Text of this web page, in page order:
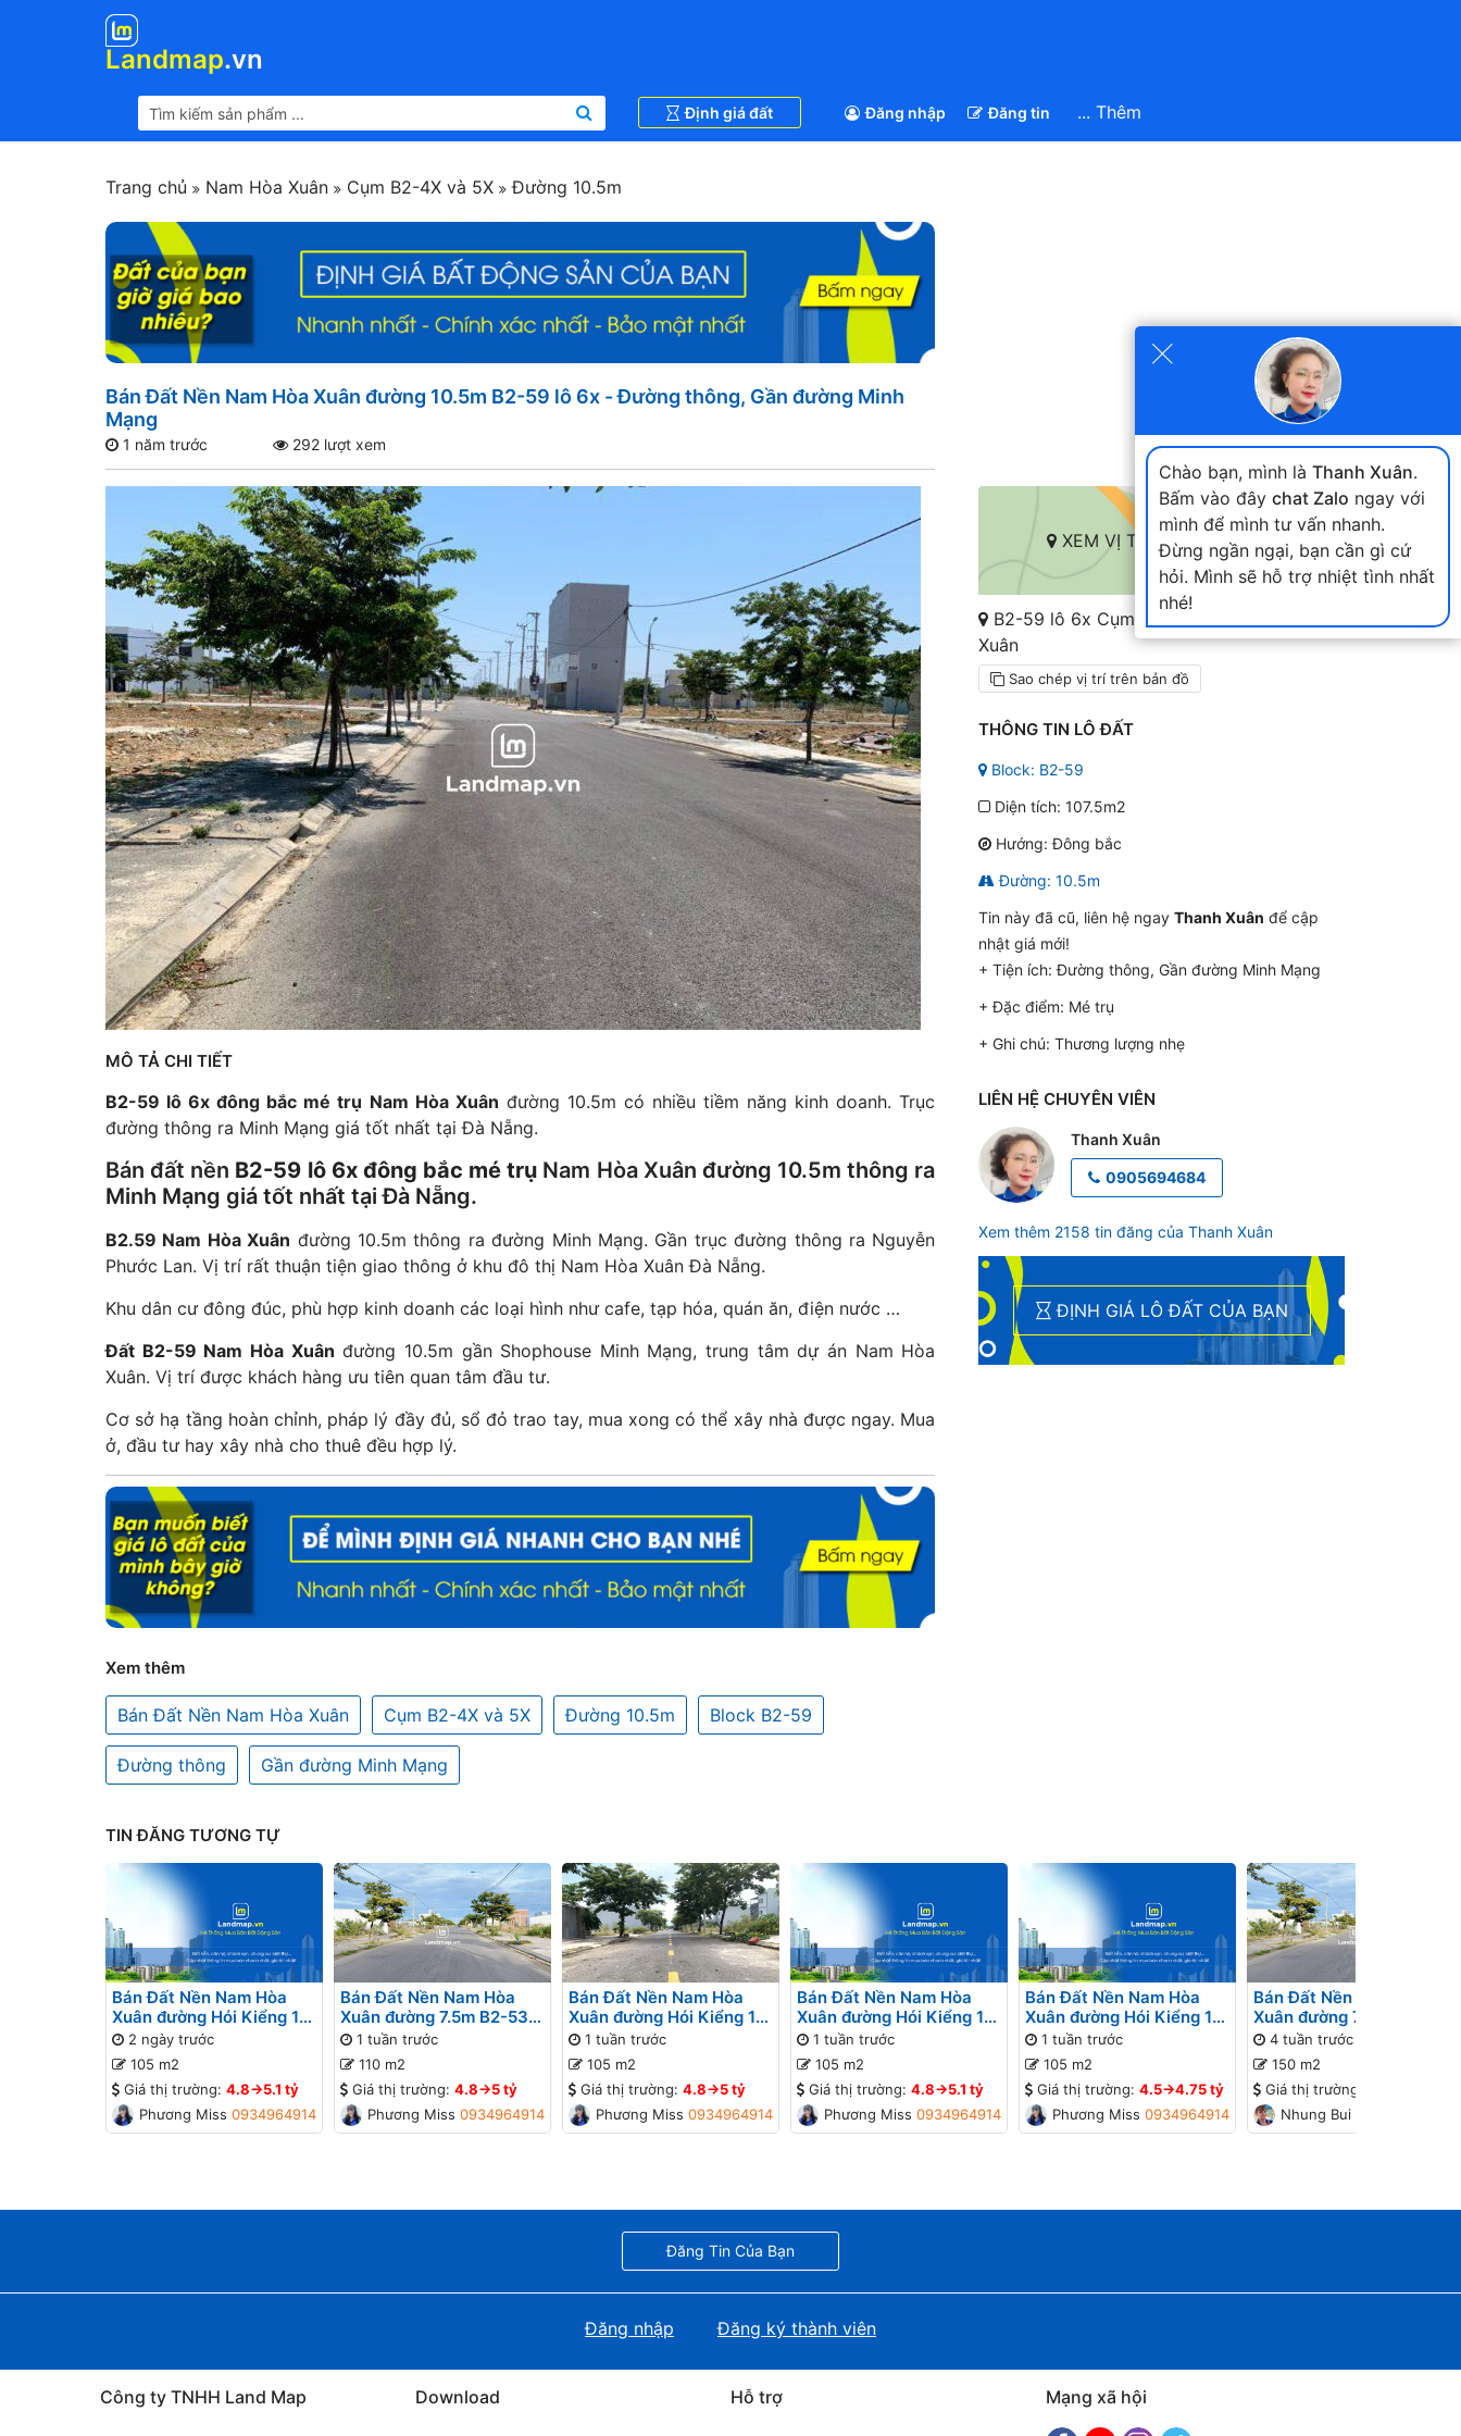
Landmap.vn
Định giá đất Đăng nhập Đăng tin ... Thêm
Trang chủ Nam Hòa Xuân Cụm B2-4X và 5X Đường 10.5m
Bán Đất Nền Nam Hòa Xuân đường 10.5m B2-59 lô 6x - Đường thông, Gần đường Minh
Mạng
1 năm trước 292 lượt xem
MÔ TẢ CHI TIẾT
B2-59 lô 6x đông bắc mé trụ Nam Hòa Xuân đường 10.5m có nhiều tiềm năng kinh doanh. Trục
đường thông ra Minh Mạng giá tốt nhất tại Đà Nẵng.
Bán đất nền B2-59 lô 6x đông bắc mé trụ Nam Hòa Xuân đường 10.5m thông ra
Minh Mạng giá tốt nhất tại Đà Nẵng.
B2.59 Nam Hòa Xuân đường 10.5m thông ra đường Minh Mạng. Gần trục đường thông ra Nguyễn
Phước Lan. Vị trí rất thuận tiện giao thông ở khu đô thị Nam Hòa Xuân Đà Nẵng.
Khu dân cư đông đúc, phù hợp kinh doanh các loại hình như cafe, tạp hóa, quán ăn, điện nước …
Đất B2-59 Nam Hòa Xuân đường 10.5m gần Shophouse Minh Mạng, trung tâm dự án Nam Hòa
Xuân. Vị trí được khách hàng ưu tiên quan tâm đầu tư.
Cơ sở hạ tầng hoàn chỉnh, pháp lý đầy đủ, sổ đỏ trao tay, mua xong có thể xây nhà được ngay. Mua
ở, đầu tư hay xây nhà cho thuê đều hợp lý.
XEM VỊ TRÍ TRÊN BẢN ĐỒ
B2-59 lô 6x Cụm B2-4X và 5X Nam Hòa
Xuân
Sao chép vị trí trên bản đồ
THÔNG TIN LÔ ĐẤT
Block: B2-59
Diện tích: 107.5m2
Hướng: Đông bắc
Đường: 10.5m
Tin này đã cũ, liên hệ ngayThanh Xuân để cập
nhật giá mới!
+ Tiện ích:Đường thông, Gần đường Minh Mạng
+ Đặc điểm: Mé trụ
+ Ghi chú:Thương lượng nhẹ
LIÊN HỆ CHUYÊN VIÊN
Thanh Xuân
0905694684
Xem thêm 2158 tin đăng của Thanh Xuân
ĐỊNH GIÁ LÔ ĐẤT CỦA BẠN
Xem thêm
Bán Đất Nền Nam Hòa Xuân Cụm B2-4X và 5X Đường 10.5m Block B2-59
Đường thông Gần đường Minh Mạng
TIN ĐĂNG TƯƠNG TỰ
Bán Đất Nền Nam Hòa
Xuân đường Hói Kiểng 12
B2-43 lô 2x - Gần đường
Minh Mạng
2 ngày trước
105 m2
Giá thị trường: 4.8->5.1 tỷ
Phương Missa0934964914
Bán Đất Nền Nam Hòa
Xuân đường 7.5m B2-53
lô 3x - Gần sông Đô Tỏa
1 tuần trước
110 m2
Giá thị trường: 4.8->5 tỷ
Phương Missa0934964914
Bán Đất Nền Nam Hòa
Xuân đường Hói Kiểng 11
B2-44 lô 2x - Gần đường
Minh Mạng
1 tuần trước
105 m2
Giá thị trường: 4.8->5 tỷ
Phương Missa0934964914
Bán Đất Nền Nam Hòa
Xuân đường Hói Kiểng 12
B2-43 lô 2x - Gần đường
Minh Mạng
1 tuần trước
105 m2
Giá thị trường: 4.8->5.1 tỷ
Phương Missa0934964914
Bán Đất Nền Nam Hòa
Xuân đường Hói Kiểng 19
B2-58 lô 4x - Gần đường
Minh Mạng, Gần Sông
1 tuần trước
105 m2
Giá thị trường: 4.5->4.75 tỷ
Phương Missa0934964914
Bán Đất Nền Nam Hòa
Xuân đường 7.5m B2-11 lô
x - Đường thông, Gần
đường Minh Mạng, Gần
Sông
4 tuần trước
150 m2
Giá thị trường:
Nhung Bui
×
Chào bạn, mình là Thanh Xuân.
Bấm vào đây chat Zalo ngay với
mình để mình tư vấn nhanh.
Đừng ngần ngại, bạn cần gì cứ
hỏi. Mình sẽ hỗ trợ nhiệt tình nhất
nhé!
Đăng Tin Của Bạn
Đăng nhập Đăng ký thành viên
Công ty TNHH Land Map Download Hỗ trợ Mạng xã hội